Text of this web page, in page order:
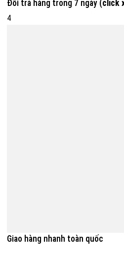
Đổi trả hàng trong 7 ngày (click
4
Giao hàng nhanh toàn quốc